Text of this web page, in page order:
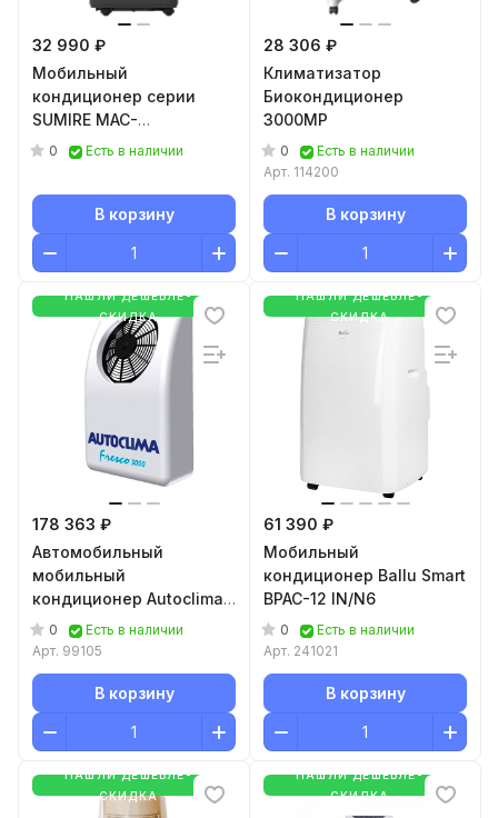
32 990 ₽
Мобильный
кондиционер cерии
SUMIRE MAC-
SU28CONW2
0 Есть в наличии
В корзину
28 306 ₽
Климатизатор
Биокондиционер
3000MP
0
Есть в наличии
Арт. 114200
В корзину
НАШЛИ ДЕШЕВЛЕ-
СКИДКА
178 363 ₽
Автомобильный
мобильный
кондиционер Autoclima
Fresco 3000 Back 24В
0
Есть в наличии
Арт. 99105
В корзину
НАШЛИ ДЕШЕВЛЕ-
СКИДКА
61 390 ₽
Мобильный
кондиционер Ballu Smart
BPAC-12 IN/N6
0
Есть в наличии
Арт. 241021
В корзину
НАШЛИ ДЕШЕВЛЕ-
СКИДКА
НАШЛИ ДЕШЕВЛЕ-
СКИДКА